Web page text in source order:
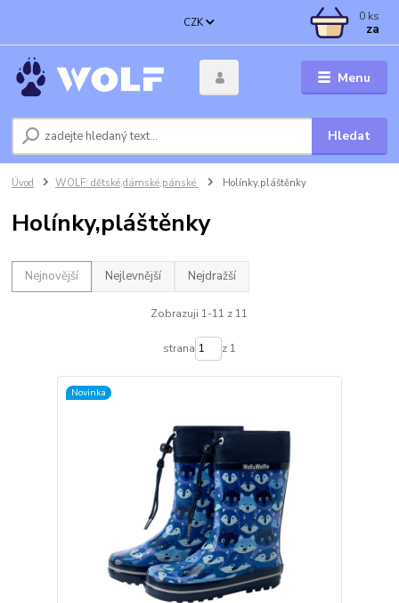
Menu
CZK
Hledat
0 ks
za
Úvod WOLF: dětské,dámské,pánské Holínky,pláštěnky
Holínky,pláštěnky
Nejnovější Nejlevnější Nejdražší
Zobrazuji 1-11 z 11
strana z 1
Novinka